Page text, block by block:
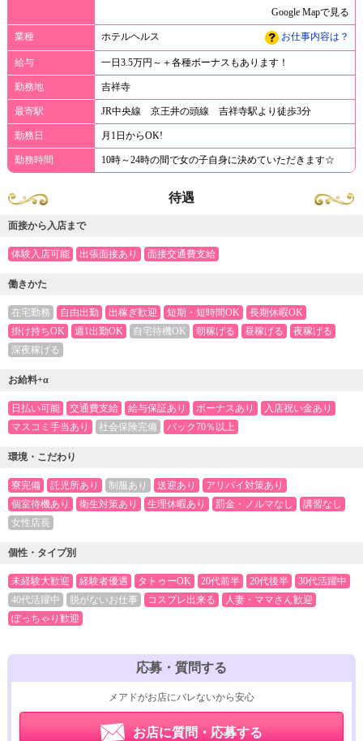
Google Mapで見る
業種 ホテルヘルス お仕事内容は？
給与 一日3.5万円～＋各種ボーナスもあります！
勤務地 吉祥寺
最寄駅 JR中央線 京王井の頭線 吉祥寺駅より徒歩3分
勤務日 月1日からOK!
勤務時間 10時～24時の間で女の子自身に決めていただきます☆
待遇
面接から入店まで
体験入店可能 出張面接あり 面接交通費支給
働きかた
在宅勤務 自由出勤 出稼ぎ歓迎 短期・短時間OK
長期休暇OK
掛け持ちOK
週1出勤OK 自宅待機OK 朝稼げる 昼稼げる
夜稼げる
深夜稼げる
お給料+α
日払い可能 交通費支給 給与保証あり ボーナスあり
入店祝い金あり
マスコミ手当あり
社会保険完備 バック70％以上
環境・こだわり
寮完備 託児所あり 制服あり 送迎あり
アリバイ対策あり
個室待機あり
衛生対策あり 生理休暇あり 罰金・ノルマなし
講習なし
女性店長
個性・タイプ別
未経験大歓迎 経験者優遇 タトゥーOK 20代前半 20代後半
30代活躍中
40代活躍中
脱がないお仕事 コスプレ出来る
人妻・ママさん歓迎
ぽっちゃり歓迎
応募・質問する
メアドがお店にバレないから安心
お店に質問・応募する